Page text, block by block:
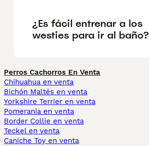
¿Es fácil entrenar a los
westies para ir al baño?
Perros Cachorros En Venta
Chihuahua en venta
Bichón Maltés en venta
Yorkshire Terrier en venta
Pomerania en venta
Border Collie en venta
Teckel en venta
Caniche Toy en venta